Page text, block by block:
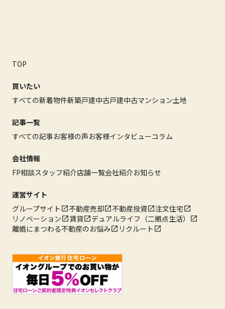
TOP
買いたい
すべての新着物件新築戸建中古戸建中古マンション土地
記事一覧
すべての記事お客様の声お客様インタビューコラム
会社情報
FP相談スタッフ紹介店舗一覧会社紹介お知らせ
運営サイト
グループサイト
不動産売却 不動産投資
注文住宅
リノベーション
賃貸
デュアルライフ（二拠点生活）
離婚にまつわる不動産のお悩み
リクルート